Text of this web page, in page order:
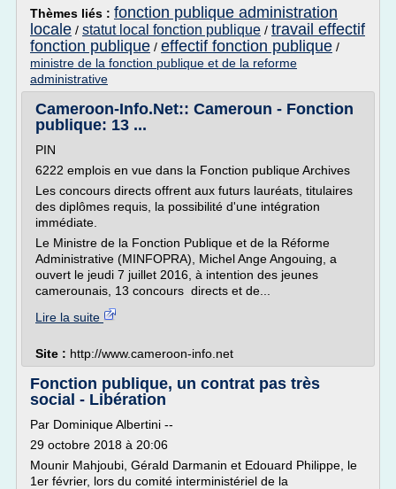
Thèmes liés : fonction publique administration
locale / statut local fonction publique / travail effectif
fonction publique / effectif fonction publique /
ministre de la fonction publique et de la reforme
administrative
Cameroon-Info.Net:: Cameroun - Fonction
publique: 13 ...
PIN
6222 emplois en vue dans la Fonction publique Archives
Les concours directs offrent aux futurs lauréats, titulaires
des diplômes requis, la possibilité d'une intégration
immédiate.
Le Ministre de la Fonction Publique et de la Réforme
Administrative (MINFOPRA), Michel Ange Angouing, a
ouvert le jeudi 7 juillet 2016, à intention des jeunes
camerounais, 13 concours directs et de...
Lire la suite
Site : http://www.cameroon-info.net
Fonction publique, un contrat pas très
social - Libération
Par Dominique Albertini --
29 octobre 2018 à 20:06
Mounir Mahjoubi, Gérald Darmanin et Edouard Philippe, le
1er février, lors du comité interministériel de la